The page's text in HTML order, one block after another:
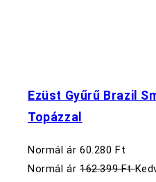
Ezüst Gyűrű Brazil
Topázzal
Normál ár 60.280 Ft
Normál ár 162.399 Ft